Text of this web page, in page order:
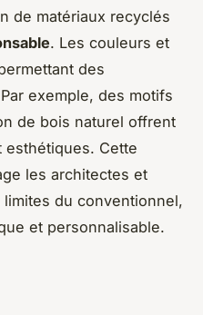
de matériaux recyclés
. Les couleurs et
des
exemple, des motifs
de bois naturel offrent
Cette
les architectes et
du conventionnel,
et personnalisable.